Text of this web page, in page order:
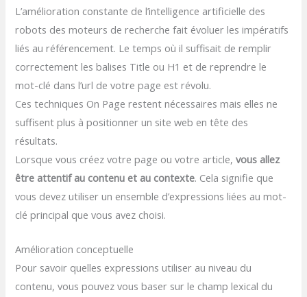
L’amélioration constante de l’intelligence artificielle des
robots des moteurs de recherche fait évoluer les impératifs
liés au référencement. Le temps où il suffisait de remplir
correctement les balises Title ou H1 et de reprendre le
mot-clé dans l’url de votre page est révolu.
Ces techniques On Page restent nécessaires mais elles ne
suffisent plus à positionner un site web en tête des
résultats.
Lorsque vous créez votre page ou votre article, vous allez
être attentif au contenu et au contexte. Cela signifie que
vous devez utiliser un ensemble d’expressions liées au mot-
clé principal que vous avez choisi.
Amélioration conceptuelle
Pour savoir quelles expressions utiliser au niveau du
contenu, vous pouvez vous baser sur le champ lexical du